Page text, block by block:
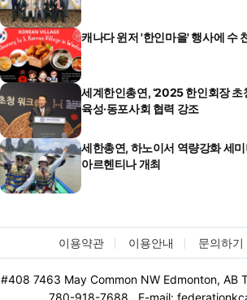
캐나다 윈저 '한인마을' 행사에 수
세계한인총연, ‘2025 한인회장 초
육성·동포사회 협력 강조
세한총연, 하노이서 역량강화 세
아르헨티나 개최
이용약관 이용안내 문의하기
#408 7463 May Common NW Edmonton, AB